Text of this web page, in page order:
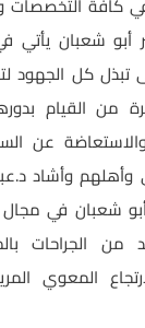
أبو شعبان يأتي
تبذل كل الجهود
من القيام
عن
وأشاد
أبو شعبان في مجال
من الجراحات
المعوي